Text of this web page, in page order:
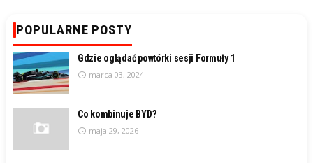
POPULARNE POSTY
Gdzie oglądać powtórki sesji Formuły 1
marca 03, 2024
Co kombinuje BYD?
maja 29, 2026